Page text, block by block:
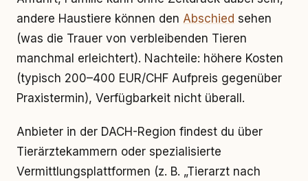
andere Haustiere können den Abschied sehen
(was die Trauer von verbleibenden Tieren
manchmal erleichtert). Nachteile: höhere Kosten
(typisch 200–400 EUR/CHF Aufpreis gegenüber
Praxistermin), Verfügbarkeit nicht überall.
Anbieter in der DACH-Region findest du über
Tierärztekammern oder spezialisierte
Vermittlungsplattformen (z. B. „Tierarzt nach